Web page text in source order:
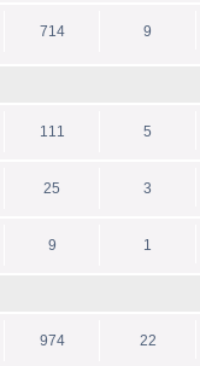
714 9
111 5
25 3
9 1
974 22